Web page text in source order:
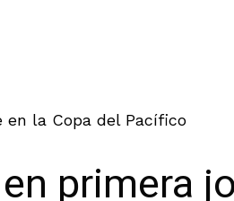
en la Copa del Pacífico
primera